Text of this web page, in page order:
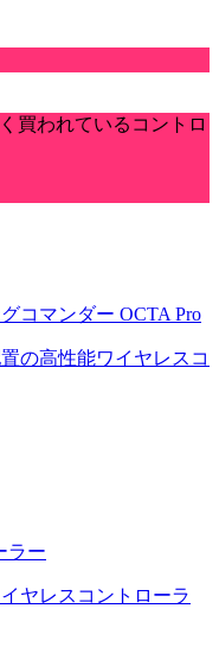
買われているコントロ
コマンダー OCTA Pro
の高性能ワイヤレスコ
ラー
ヤレスコントローラ